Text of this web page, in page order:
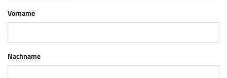
Vorname
Nachname